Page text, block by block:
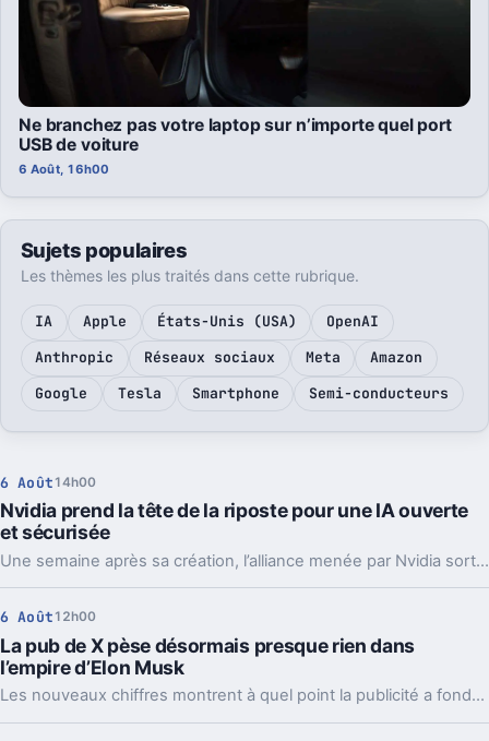
Ne branchez pas votre laptop sur n’importe quel port
USB de voiture
6 Août, 16h00
Sujets populaires
Les thèmes les plus traités dans cette rubrique.
IA Apple États-Unis (USA)
OpenAI
Anthropic
Réseaux sociaux Meta
Amazon
Google
Tesla Smartphone Semi-conducteurs
6 Août 14h00
Nvidia prend la tête de la riposte pour une IA ouverte
et sécurisée
Une semaine après sa création, l’alliance menée par Nvidia sort déjà des propositions concrètes pour sécuriser l’IA ouverte. Et ce timing compte.
6 Août 12h00
La pub de X pèse désormais presque rien dans
l’empire d’Elon Musk
Les nouveaux chiffres montrent à quel point la publicité a fondu sur X depuis 2022. Et même en légère hausse sur un trimestre, elle pèse peu dans l’ensemble.